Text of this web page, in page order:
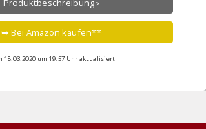
Produktbeschreibung ›
➥ Bei Amazon kaufen**
18.03.2020 um 19:57 Uhr aktualisiert